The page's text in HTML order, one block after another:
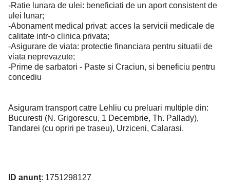
-Ratie lunara de ulei: beneficiati de un aport consistent de
ulei lunar;
-Abonament medical privat: acces la servicii medicale de
calitate intr-o clinica privata;
-Asigurare de viata: protectie financiara pentru situatii de
viata neprevazute;
-Prime de sarbatori - Paste si Craciun, si beneficiu pentru
concediu
Asiguram transport catre Lehliu cu preluari multiple din:
Bucuresti (N. Grigorescu, 1 Decembrie, Th. Pallady),
Tandarei (cu opriri pe traseu), Urziceni, Calarasi.
ID anunț: 1751298127